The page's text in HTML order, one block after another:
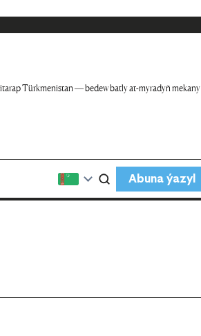
Türkmenistan — bedew batly at-myradyň mekany
Abuna ýazyl